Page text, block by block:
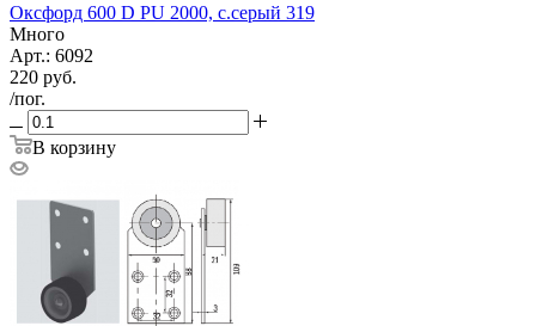
Оксфорд 600 D PU 2000, с.серый 319
Много
Арт.: 6092
220 руб.
/пог.
В корзину